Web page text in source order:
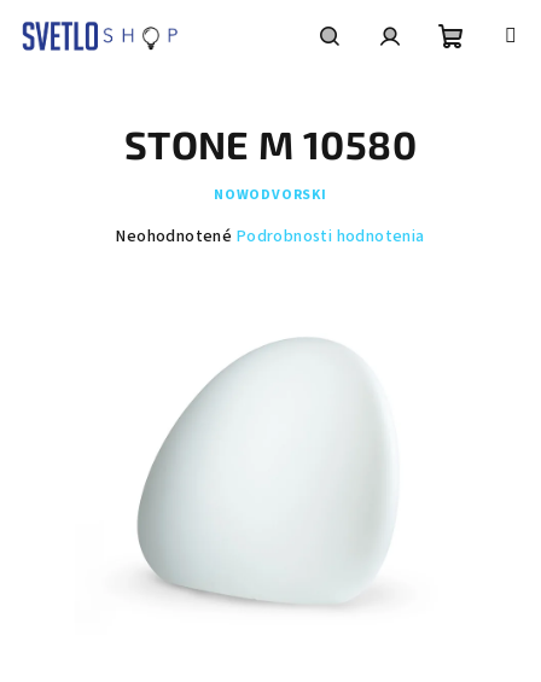
STONE M 10580
NOWODVORSKI
Priemerné
hviezdičiek.
Neohodnotené Podrobnosti hodnotenia